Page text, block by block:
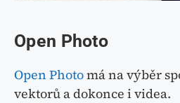
Open Photo
Open Photomá na výběr
vektorů a dokonce i videa.